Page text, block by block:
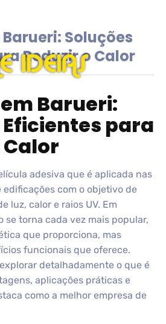
Soluções
Reduzir o Calor
Barueri:
para
Calor
adesiva que é aplicada nas
edificações com o objetivo de
luz, calor e raios UV. Em
se torna cada vez mais popular,
que proporciona, mas
funcionais que oferece.
detalhadamente o que é
aplicações práticas e
como a melhor empresa de